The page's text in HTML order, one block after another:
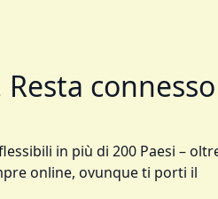
connesso
in più di 200 Paesi –
online, ovunque ti porti il